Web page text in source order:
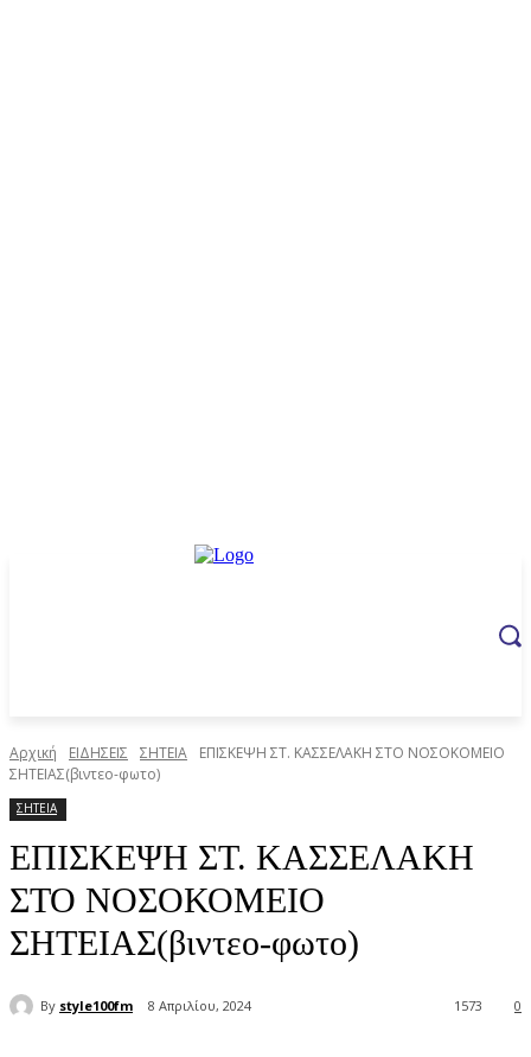
Αρχική ΕΙΔΗΣΕΙΣ ΣΗΤΕΙΑ
ΕΠΙΣΚΕΨΗ ΣΤ. ΚΑΣΣΕΛΑΚΗ ΣΤΟ ΝΟΣΟΚΟΜΕΙΟ
ΣΗΤΕΙΑΣ(βιντεο-φωτο)
ΣΗΤΕΙΑ
ΕΠΙΣΚΕΨΗ ΣΤ. ΚΑΣΣΕΛΑΚΗ
ΣΤΟ ΝΟΣΟΚΟΜΕΙΟ
ΣΗΤΕΙΑΣ(βιντεο-φωτο)
By style100fm 8 Απριλίου, 2024 0
1573